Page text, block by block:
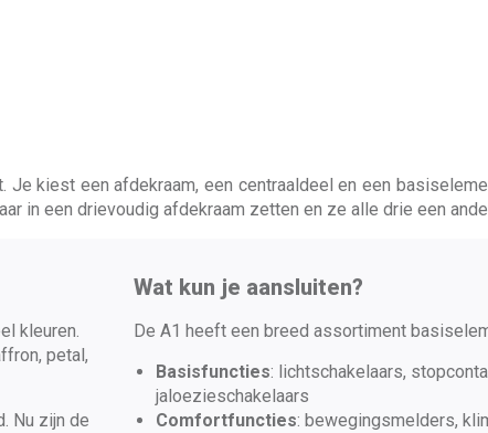
kiest een afdekraam, een centraaldeel en een
in een drievoudig afdekraam zetten en ze alle drie een
kleuren.
petal,
Nu zijn de
Wat kun je aansluiten?
De A1 heeft een breed assortiment
Basisfuncties: lichtschakelaars,
jaloezieschakelaars
Comfortfuncties: bewegingsmelders,